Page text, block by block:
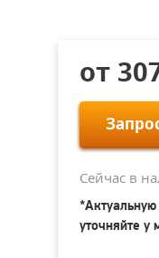
от
Сейчас в
*Актуальную
уточняйте